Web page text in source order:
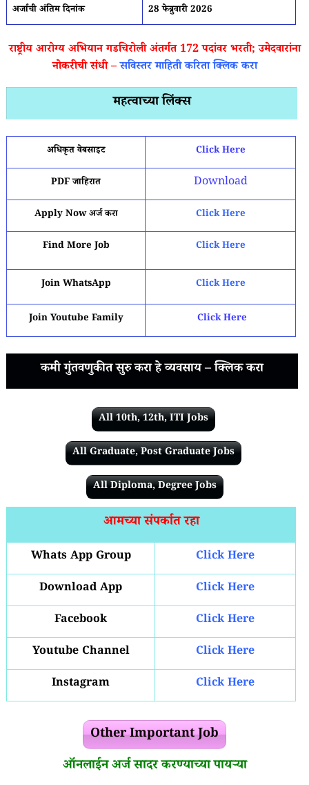
अर्जाची अंतिम दिनांक 28 फेब्रुवारी 2026
राष्ट्रीय आरोग्य अभियान गडचिरोली अंतर्गत 172 पदांवर भरती; उमेदवारांना
नोकरीची संधी – सविस्तर माहिती करिता क्लिक करा
महत्वाच्या लिंक्स
अधिकृत वेबसाइट Click Here
PDF जाहिरात Download
Apply Now अर्ज करा Click Here
Find More Job Click Here
Join WhatsApp Click Here
Join Youtube Family Click Here
कमी गुंतवणुकीत सुरु करा हे व्यवसाय – क्लिक करा
All 10th, 12th, ITI Jobs
All Graduate, Post Graduate Jobs
All Diploma, Degree Jobs
आमच्या संपर्कात रहा
Whats App Group
Click Here
Download App
Click Here
Facebook
Click Here
Youtube Channel
Click Here
Instagram
Click Here
Other Important Job
ऑनलाईन अर्ज सादर करण्याच्या पायऱ्या